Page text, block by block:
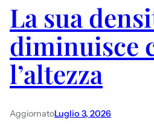
La sua
diminuisce
l’altezza
AggiornatoLuglio 3, 2026